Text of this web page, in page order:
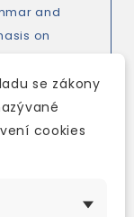
and
on
Book for
se zákony
cookies